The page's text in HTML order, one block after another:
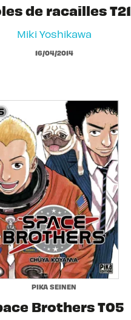
de racailles T21
Miki Yoshikawa
16/04/2014
PIKA SEINEN
Brothers T05